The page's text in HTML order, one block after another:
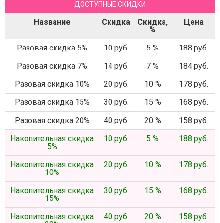
ДОСТУПНЫЕ СКИДКИ
Название Скидка
Скидка,
%
Цена
Разовая скидка 5% 10 руб. 5 %
188 руб.
Разовая скидка 7%
14 руб. 7 %
184 руб.
Разовая скидка 10%
20 руб. 10 %
178 руб.
Разовая скидка 15%
30 руб. 15 %
168 руб.
Разовая скидка 20%
40 руб. 20 %
158 руб.
Накопительная скидка
5%
10 руб. 5 % 188 руб.
Накопительная скидка
10%
20 руб. 10 % 178 руб.
Накопительная скидка
15%
30 руб. 15 % 168 руб.
Накопительная скидка
40 руб. 20 % 158 руб.